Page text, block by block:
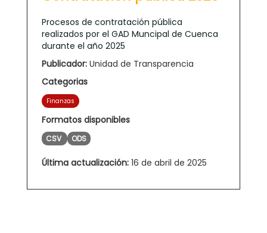
Procesos de contratación pública
realizados por el GAD Muncipal de Cuenca
durante el año 2025
Publicador: Unidad de Transparencia
Categorias
Finanzas
Formatos disponibles
CSV ODS
Última actualización: 16 de abril de 2025